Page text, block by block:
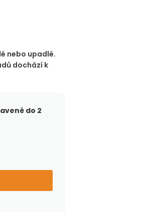
nebo upadlé.
dochází k
do 2